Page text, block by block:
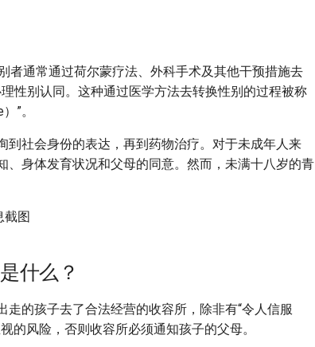
者通常通过荷尔蒙疗法、外科手术及其他干预措施去
性别认同。这种通过医学方法去转换性别的过程被称
”。
到社会身份的表达，再到药物治疗。对于未成年人来
、身体发育状况和父母的同意。然而，未满十八岁的青
什么？
的孩子去了合法经营的收容所，除非有“令人信服
的风险，否则收容所必须通知孩子的父母。